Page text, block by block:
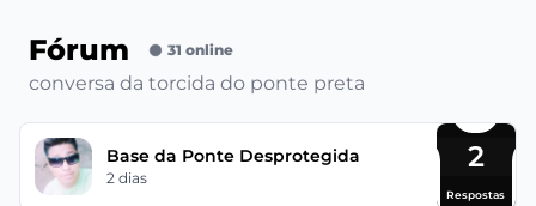
Fórum 31 online
conversa da torcida do ponte preta
Base da Ponte Desprotegida
2 dias
2
Respostas